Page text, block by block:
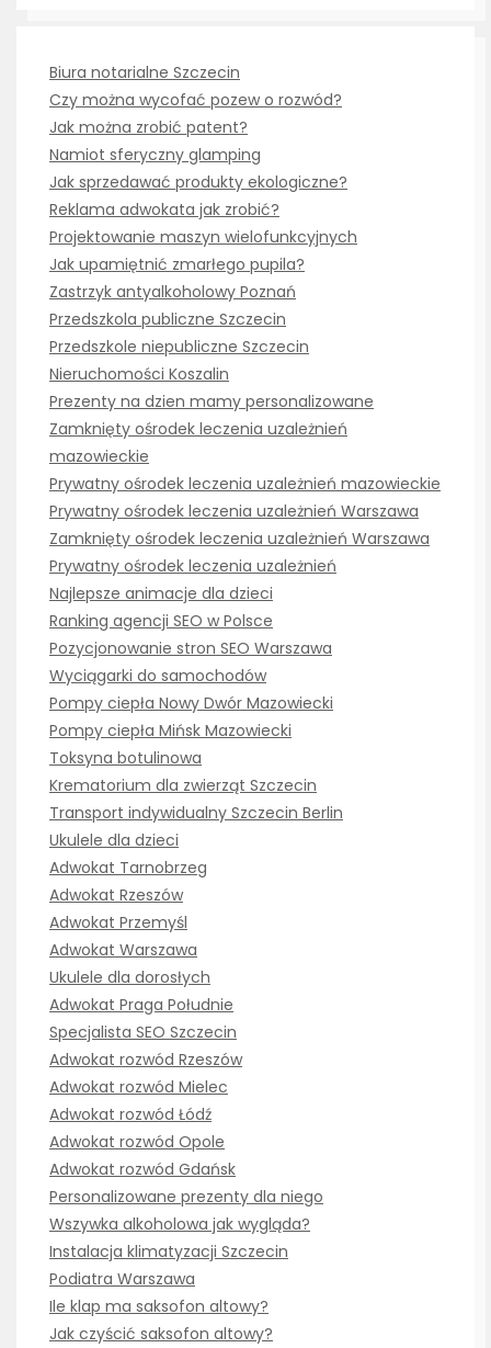
Biura notarialne Szczecin
Czy można wycofać pozew o rozwód?
Jak można zrobić patent?
Namiot sferyczny glamping
Jak sprzedawać produkty ekologiczne?
Reklama adwokata jak zrobić?
Projektowanie maszyn wielofunkcyjnych
Jak upamiętnić zmarłego pupila?
Zastrzyk antyalkoholowy Poznań
Przedszkola publiczne Szczecin
Przedszkole niepubliczne Szczecin
Nieruchomości Koszalin
Prezenty na dzien mamy personalizowane
Zamknięty ośrodek leczenia uzależnień
mazowieckie
Prywatny ośrodek leczenia uzależnień mazowieckie
Prywatny ośrodek leczenia uzależnień Warszawa
Zamknięty ośrodek leczenia uzależnień Warszawa
Prywatny ośrodek leczenia uzależnień
Najlepsze animacje dla dzieci
Ranking agencji SEO w Polsce
Pozycjonowanie stron SEO Warszawa
Wyciągarki do samochodów
Pompy ciepła Nowy Dwór Mazowiecki
Pompy ciepła Mińsk Mazowiecki
Toksyna botulinowa
Krematorium dla zwierząt Szczecin
Transport indywidualny Szczecin Berlin
Ukulele dla dzieci
Adwokat Tarnobrzeg
Adwokat Rzeszów
Adwokat Przemyśl
Adwokat Warszawa
Ukulele dla dorosłych
Adwokat Praga Południe
Specjalista SEO Szczecin
Adwokat rozwód Rzeszów
Adwokat rozwód Mielec
Adwokat rozwód Łódź
Adwokat rozwód Opole
Adwokat rozwód Gdańsk
Personalizowane prezenty dla niego
Wszywka alkoholowa jak wygląda?
Instalacja klimatyzacji Szczecin
Podiatra Warszawa
Ile klap ma saksofon altowy?
Jak czyścić saksofon altowy?